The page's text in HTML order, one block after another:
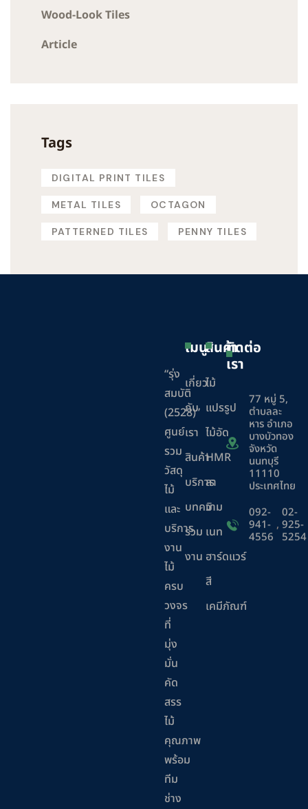
Wood-Look Tiles
Article
Tags
DIGITAL PRINT TILES
METAL TILES OCTAGON
PATTERNED TILES PENNY TILES
“รุ่ง
สมบัติ
(2528)”
ศูนย์
รวม
วัสดุ
ไม้
และ
บริการ
งาน
ไม้
ครบ
วงจร
ที่
มุ่ง
มั่น
คัด
สรร
ไม้
คุณภาพ
พร้อม
ทีม
ช่าง
เมนู
เกี่ยว
กับ
เรา
สินค้า
บริการ
บทความ
ร่วม
งาน
สินค้า
ไม้
แปรรูป
ไม้อัด
HMR
ลา
มิ
เนท
ฮาร์ดแวร์
สี
เคมีภัณฑ์
ติดต่อ
เรา
77 หมู่ 5,
ตำบลละ
หาร อำเภอ
บางบัวทอง
จังหวัด
นนทบุรี
11110
ประเทศไทย
092-
941-
4556
,
02-
925-
5254